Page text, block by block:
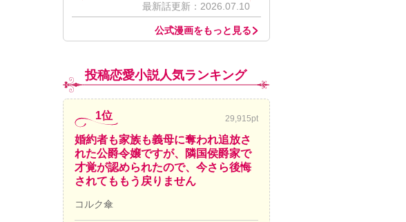
最新話更新：2026.07.10
公式漫画をもっと見る
投稿恋愛小説人気ランキング
1位 29,915pt
婚約者も家族も義母に奪われ追放さ
れた公爵令嬢ですが、隣国侯爵家で
才覚が認められたので、今さら後悔
されてももう戻りません
コルク傘